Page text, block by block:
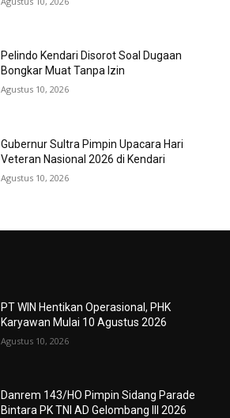
Pelindo Kendari Disorot Soal Dugaan
Bongkar Muat Tanpa Izin
Agustus 10, 2026
Gubernur Sultra Pimpin Upacara Hari
Veteran Nasional 2026 di Kendari
Agustus 10, 2026
PT WIN Hentikan Operasional, PHK
Karyawan Mulai 10 Agustus 2026
Agustus 10, 2026
Danrem 143/HO Pimpin Sidang Parade
Bintara PK TNI AD Gelombang III 2026